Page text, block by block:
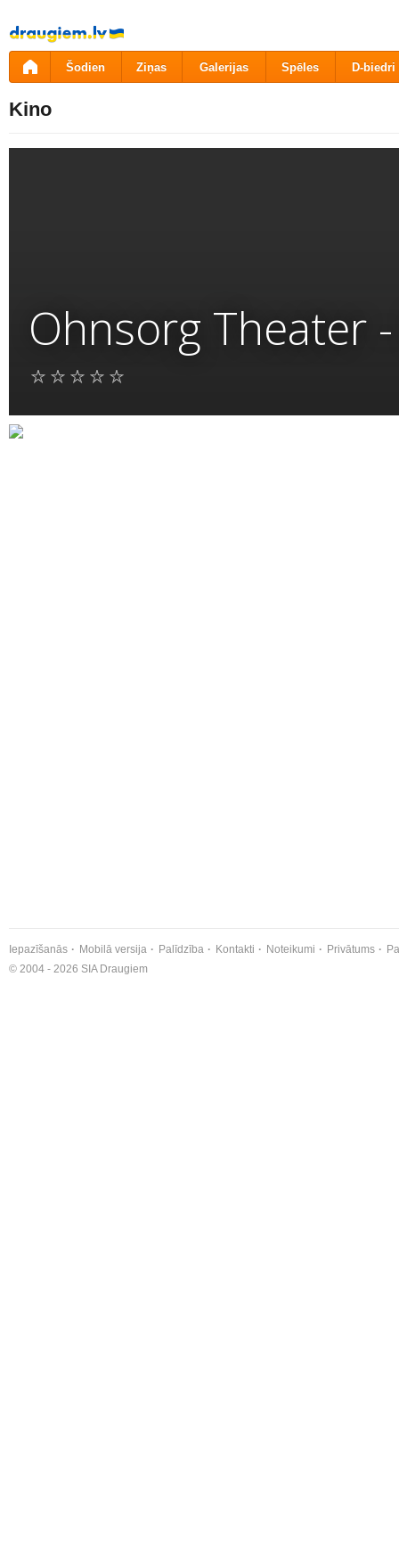
Pāriet
uz
saturu
Šodien Ziņas Galerijas Spēles D-biedri
Kino
Ohnsorg Theater
Iepazīšanās Mobilā versija Palīdzība Kontakti Noteikumi Privātums
© 2004 - 2026 SIA Draugiem